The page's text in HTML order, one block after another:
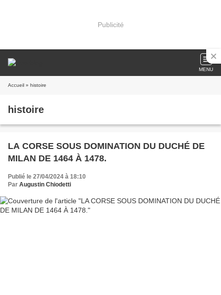
Publicité
MENU
Accueil » histoire
histoire
LA CORSE SOUS DOMINATION DU DUCHÉ DE
MILAN DE 1464 À 1478.
Publié le 27/04/2024 à 18:10
Par Augustin Chiodetti